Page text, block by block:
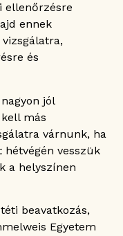
ellenőrzésre
ennek
és
jól
más
várnunk, ha
hétvégén vesszük
a helyszínen
beavatkozás,
Egyetem